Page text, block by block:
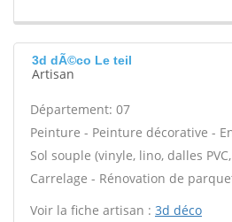
3d dÃ©co Le teil
Artisan
Département: 07
Peinture - Peinture décorative -
Sol souple (vinyle, lino, dalles
Carrelage - Rénovation de
Voir la fiche artisan : 3d déco